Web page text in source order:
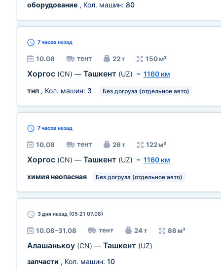
оборудование , Кол. машин: 80
7 часов назад
10.08 тент 22 т 150 м³
Хоргос (CN) — Ташкент (UZ) ~ 1160 км
тнп , Кол. машин: 3 Без догруза (отдельное авто)
7 часов назад
10.08 тент 26 т 122 м³
Хоргос (CN) — Ташкент (UZ) ~ 1160 км
химия неопасная
Без догруза (отдельное авто)
3 дня назад (05:21 07.08)
10.08–31.08 тент 24 т 86 м³
Алашанькоу (CN) — Ташкент (UZ)
запчасти , Кол. машин: 10